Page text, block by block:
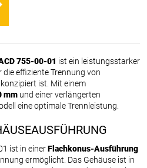
755-00-01 ist ein leistungsstarker
die effiziente Trennung von
ist. Mit einem
mm und einer verlängerten
eine optimale Trennleistung.
ist in einerFlachkonus-Ausführung
ermöglicht. Das Gehäuse ist in